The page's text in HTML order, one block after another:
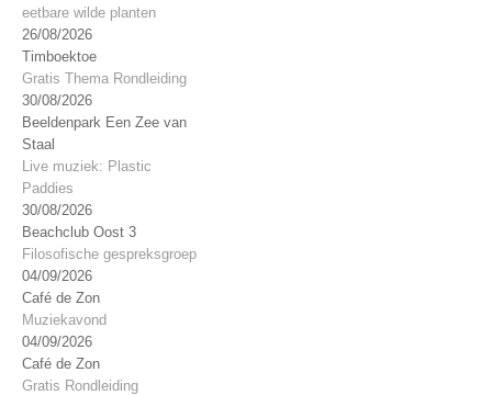
eetbare wilde planten
26/08/2026
Timboektoe
Gratis Thema Rondleiding
30/08/2026
Beeldenpark Een Zee van
Staal
Live muziek: Plastic
Paddies
30/08/2026
Beachclub Oost 3
Filosofische gespreksgroep
04/09/2026
Café de Zon
Muziekavond
04/09/2026
Café de Zon
Gratis Rondleiding